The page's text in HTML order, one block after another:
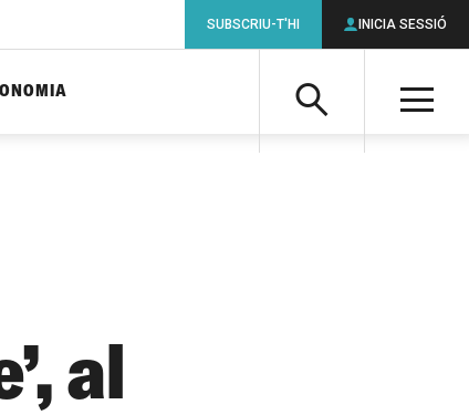
Cerca
SUBSCRIU-T'HI INICIA SESSIÓ
al